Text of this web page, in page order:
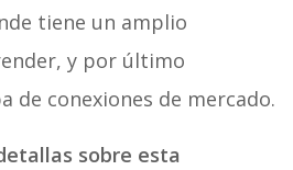
tiene un amplio
y por último
de conexiones de mercado.
sobre esta